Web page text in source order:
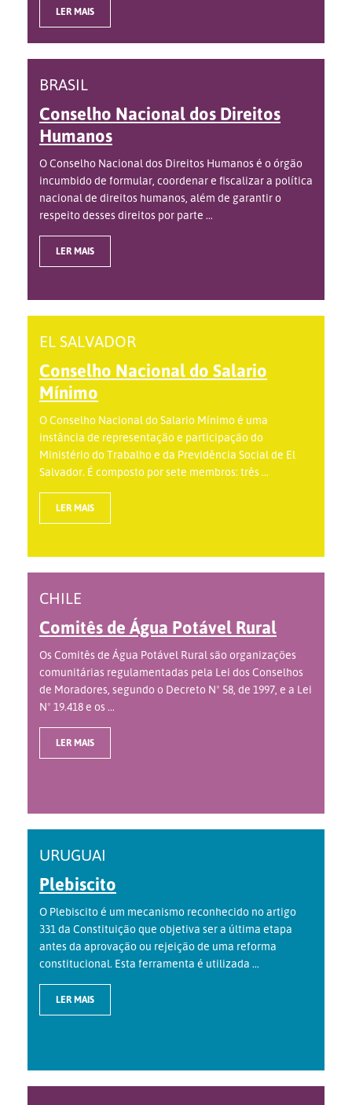
LER MAIS
BRASIL
Conselho Nacional dos Direitos
Humanos
O Conselho Nacional dos Direitos Humanos é o órgão
incumbido de formular, coordenar e fiscalizar a política
nacional de direitos humanos, além de garantir o
respeito desses direitos por parte ...
LER MAIS
EL SALVADOR
Conselho Nacional do Salario
Mínimo
O Conselho Nacional do Salario Mínimo é uma
instância de representação e participação do
Ministério do Trabalho e da Previdência Social de El
Salvador. É composto por sete membros: três ...
LER MAIS
CHILE
Comitês de Água Potável Rural
Os Comitês de Água Potável Rural são organizações
comunitárias regulamentadas pela Lei dos Conselhos
de Moradores, segundo o Decreto Nº 58, de 1997, e a Lei
Nº 19.418 e os ...
LER MAIS
URUGUAI
Plebiscito
O Plebiscito é um mecanismo reconhecido no artigo
331 da Constituição que objetiva ser a última etapa
antes da aprovação ou rejeição de uma reforma
constitucional. Esta ferramenta é utilizada ...
LER MAIS